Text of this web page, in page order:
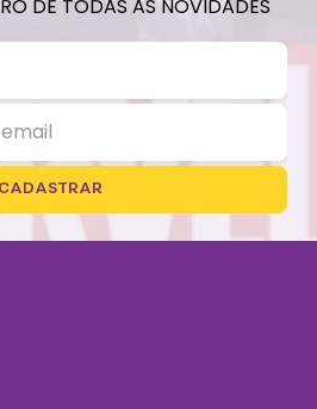
DE TODAS AS NOVIDADES
CADASTRAR